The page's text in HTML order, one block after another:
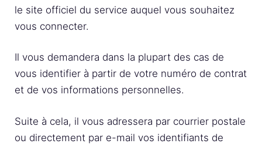
le site officiel du service auquel vous souhaitez
vous connecter.
Il vous demandera dans la plupart des cas de
vous identifier à partir de votre numéro de contrat
et de vos informations personnelles.
Suite à cela, il vous adressera par courrier postale
ou directement par e-mail vos identifiants de